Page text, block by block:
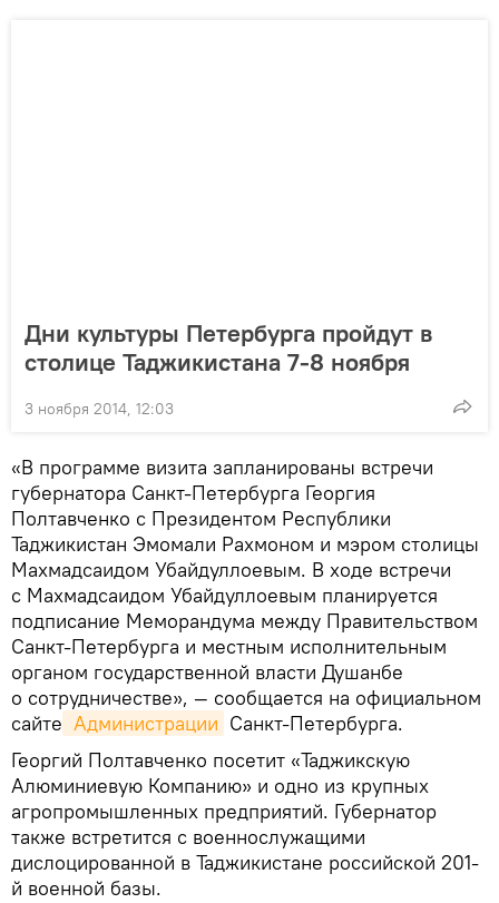
Дни культуры Петербурга пройдут в
столице Таджикистана 7-8 ноября
3 ноября 2014, 12:03
«В программе визита запланированы встречи
губернатора Санкт-Петербурга Георгия
Полтавченко с Президентом Республики
Таджикистан Эмомали Рахмоном и мэром столицы
Махмадсаидом Убайдуллоевым. В ходе встречи
с Махмадсаидом Убайдуллоевым планируется
подписание Меморандума между Правительством
Санкт-Петербурга и местным исполнительным
органом государственной власти Душанбе
о сотрудничестве», — сообщается на официальном
сайте Администрации Санкт-Петербурга.
Георгий Полтавченко посетит «Таджикскую
Алюминиевую Компанию» и одно из крупных
агропромышленных предприятий. Губернатор
также встретится с военнослужащими
дислоцированной в Таджикистане российской 201-
й военной базы.